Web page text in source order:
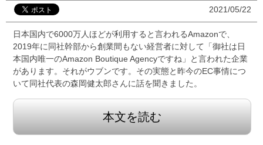
2021/05/22
日本国内で6000万人ほどが利用すると言われるAmazonで、
2019年に同社幹部から創業間もない経営者に対して「御社は日
本国内唯一のAmazon Boutique Agencyですね」と言われた企業
があります。それがウブンです。その実態と昨今のEC事情につ
いて同社代表の森岡健太郎さんに話を聞きました。
本文を読む